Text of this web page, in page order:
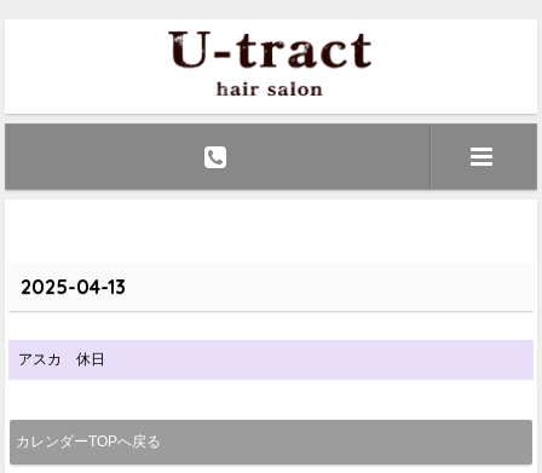
2025-04-13
アスカ 休日
カレンダーTOPへ戻る